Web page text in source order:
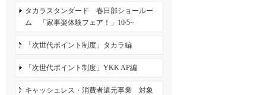
タカラスタンダード 春日部ショールー
ム 「家事楽体験フェア！」10/5~
「次世代ポイント制度」タカラ編
「次世代ポイント制度」YKK AP編
キャッシュレス・消費者還元事業 対象